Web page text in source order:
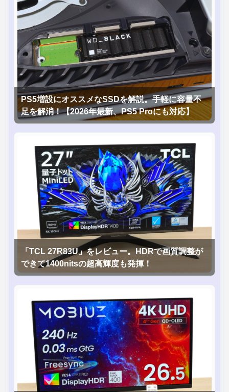
PS5増設にオススメなSSDを解説。手軽に容量不
足を解消！【2026年最新、PS5 Proにも対応】
「TCL 27R83U」をレビュー。HDRで画質調整が
できて1400nitsの超高輝度も発揮！